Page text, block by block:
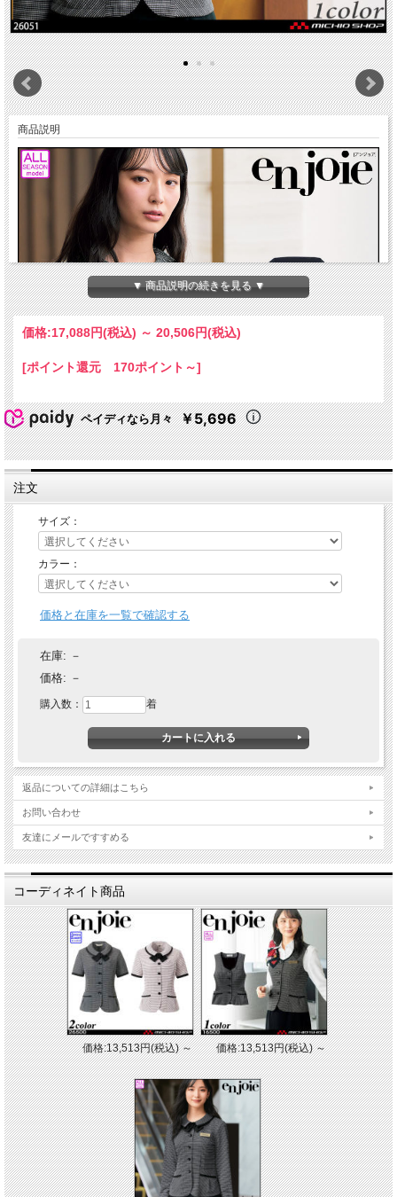
商品説明
▼ 商品説明の続きを見る ▼
価格:17,088円(税込) ～ 20,506円(税込)
[ポイント還元 170ポイント～]
ペイディなら月々 ￥5,696
注文
サイズ：
カラー：
価格と在庫を一覧で確認する
在庫: －
価格: －
購入数： 着
返品についての詳細はこちら
お問い合わせ
友達にメールですすめる
コーディネイト商品
価格:13,513円(税込)～ 価格:13,513円(税込)～